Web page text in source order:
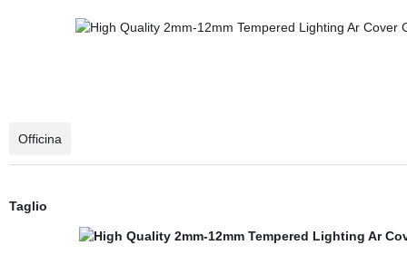
Officina
Taglio